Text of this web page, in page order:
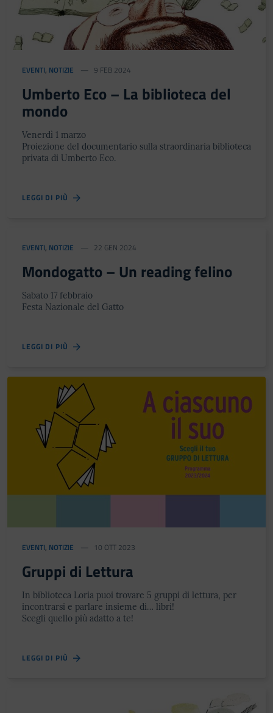
EVENTI, NOTIZIE 9 FEB 2024
Umberto Eco – La biblioteca del
mondo
Venerdì 1 marzo
Proiezione del documentario sulla straordinaria biblioteca
privata di Umberto Eco.
LEGGI DI PIÙ
EVENTI, NOTIZIE 22 GEN 2024
Mondogatto – Un reading felino
Sabato 17 febbraio
Festa Nazionale del Gatto
LEGGI DI PIÙ
EVENTI, NOTIZIE 10 OTT 2023
Gruppi di Lettura
In biblioteca Loria puoi trovare 5 gruppi di lettura, per
incontrarsi e parlare insieme di… libri!
Scegli quello più adatto a te!
LEGGI DI PIÙ